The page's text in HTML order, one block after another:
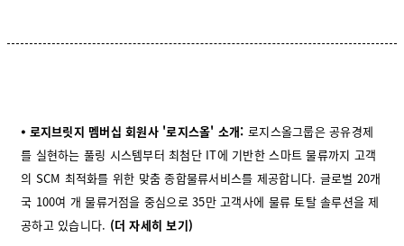
⦁ 로지브릿지 멤버십 회원사 '로지스올' 소개: 로지스올그룹은 공유경제
를 실현하는 풀링 시스템부터 최첨단 IT에 기반한 스마트 물류까지 고객
의 SCM 최적화를 위한 맞춤 종합물류서비스를 제공합니다. 글로벌 20개
국 100여 개 물류거점을 중심으로 35만 고객사에 물류 토탈 솔루션을 제
공하고 있습니다. (더 자세히 보기)